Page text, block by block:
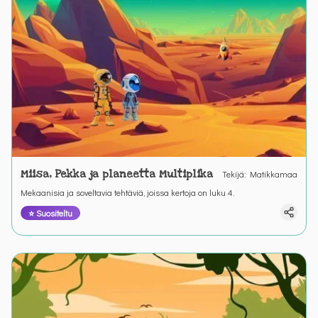
Miisa, Pekka ja planeetta Multiplika Tekijä: Matikkamaa
Mekaanisia ja soveltavia tehtäviä, joissa kertoja on luku 4.
⭐ Suositeltu